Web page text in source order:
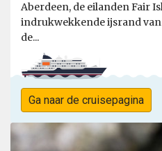
Aberdeen, de eilanden Fair
indrukwekkende ijsrand
de...
Ga naar de cruisepagina